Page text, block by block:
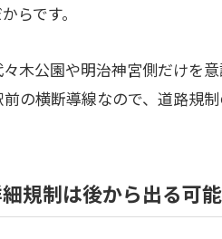
らです。
木公園や明治神宮側だけを
の横断導線なので、道路規
規制は後から出る可